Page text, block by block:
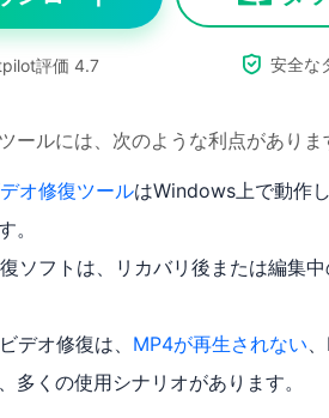
評価 4.7  安全な
ールには、次のような利点がありま
オ修復ツールはWindows上で動作
。
ソフトは、リカバリ後または編集
デオ修復は、 MP4が再生されない
多くの使用シナリオがあります。